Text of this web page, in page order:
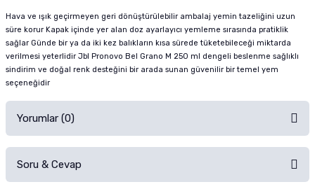
Hava ve ışık geçirmeyen geri dönüştürülebilir ambalaj yemin tazeliğini uzun
süre korur Kapak içinde yer alan doz ayarlayıcı yemleme sırasında pratiklik
sağlar Günde bir ya da iki kez balıkların kısa sürede tüketebileceği miktarda
verilmesi yeterlidir Jbl Pronovo Bel Grano M 250 ml dengeli beslenme sağlıklı
sindirim ve doğal renk desteğini bir arada sunan güvenilir bir temel yem
seçeneğidir
Yorumlar (0)
Soru & Cevap